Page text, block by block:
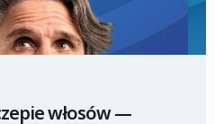
włosów —